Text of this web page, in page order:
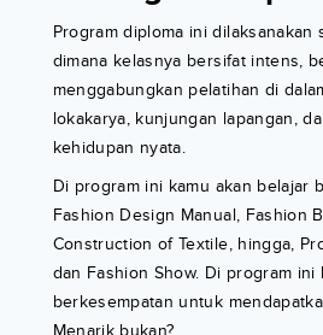
Program diploma ini dilaksanakan
dimana kelasnya bersifat intens,
menggabungkan pelatihan di
lokakarya, kunjungan lapangan,
kehidupan nyata.
Di program ini kamu akan belajar
Fashion Design Manual, Fashion
Construction of Textile, hingga,
dan Fashion Show. Di program ini
berkesempatan untuk